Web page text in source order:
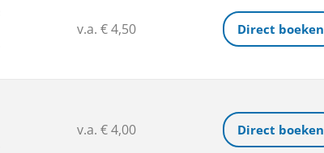
v.a. € 4,50 Direct boeken
v.a. € 4,00 Direct boeken